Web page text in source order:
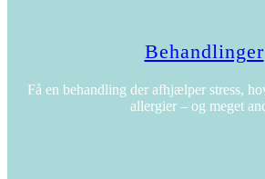
Behandlinger
Få en behandling der afhjælper stress,
allergier – og meget